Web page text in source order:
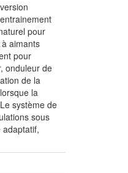
pour
aimants
pour
onduleur de
de la
la
système de
sous